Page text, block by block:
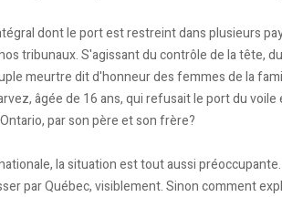
dont le port est restreint dans plusieurs
tribunaux. S'agissant du contrôle de la tête,
meurtre dit d'honneur des femmes de la
âgée de 16 ans, qui refusait le port du
par son père et son frère?
la situation est tout aussi
par Québec, visiblement. Sinon comment